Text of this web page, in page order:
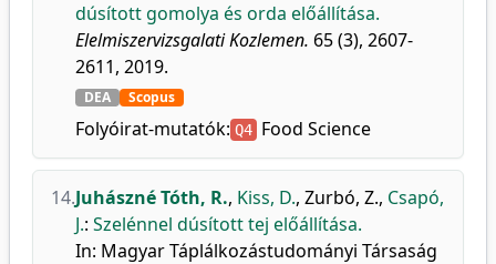
dúsított gomolya és orda előállítása.
Elelmiszervizsgalati Kozlemen. 65 (3), 2607-
2611, 2019.
DEA Scopus
Folyóirat-mutatók: Q4 Food Science
14.Juhászné Tóth, R., Kiss, D., Zurbó, Z., Csapó,
J.: Szelénnel dúsított tej előállítása.
In: Magyar Táplálkozástudományi Társaság